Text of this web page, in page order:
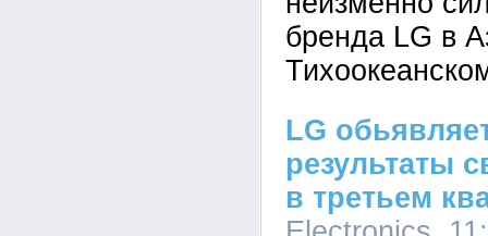
бренда LG в
LG
результаты
в третьем